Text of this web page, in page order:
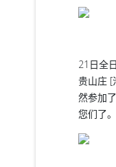
21日全
贵山庄 [
然参加
您们了。